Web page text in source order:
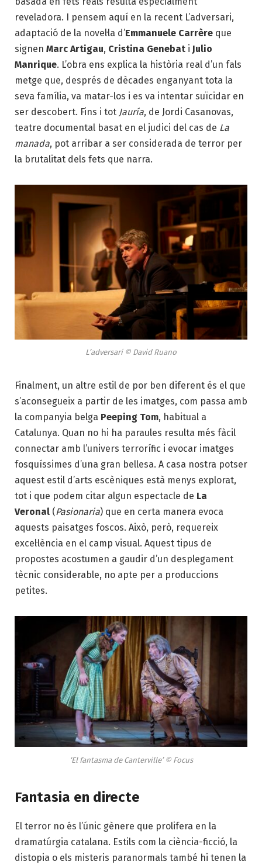
reveladora. I pensem aquí en la recent L’adversari,
adaptació de la novel·la d’Emmanuele Carrère que
signen Marc Artigau, Cristina Genebat i Julio
Manrique. L’obra ens explica la història real d’un fals
metge que, després de dècades enganyant tota la
seva família, va matar-los i es va intentar suïcidar en
ser descobert. Fins i tot Jauría, de Jordi Casanovas,
teatre documental basat en el judici del cas de La
manada, pot arribar a ser considerada de terror per
la brutalitat dels fets que narra.
L’adversari © David Ruano
Finalment, un altre estil de por ben diferent és el que
s’aconsegueix a partir de les imatges, com passa amb
la companyia belga Peeping Tom, habitual a
Catalunya. Quan no hi ha paraules resulta més fàcil
connectar amb l’univers terrorífic i evocar imatges
fosquíssimes d’una gran bellesa. A casa nostra potser
aquest estil d’arts escèniques està menys explorat,
tot i que podem citar algun espectacle de La
Veronal (Pasionaria) que en certa manera evoca
aquests paisatges foscos. Això, però, requereix
excel·lència en el camp vi­sual. Aquest tipus de
propostes acostumen a gaudir d’un desplegament
tècnic considerable, no apte per a produccions
petites.
‘El fantasma de Canterville’ © Focus
Fantasia en directe
El terror no és l’únic gènere que prolifera en la
dramatúrgia catalana. Estils com la ciència-ficció, la
distopia o els misteris paranormals també hi tenen la